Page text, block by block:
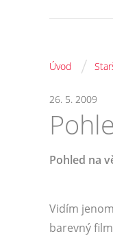
Úvod /
26. 5. 2009
Pohled na
Vidím
barevný